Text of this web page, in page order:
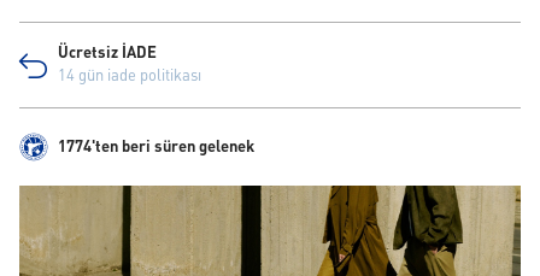
Ücretsiz İADE
14 gün iade politikası
1774'ten beri süren gelenek